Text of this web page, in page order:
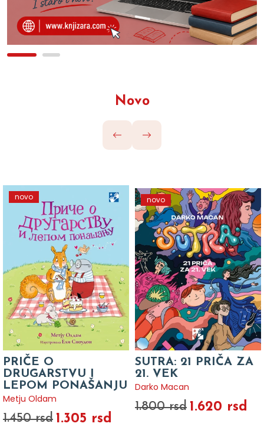
Novo
novo
PRIČE O
DRUGARSTVU I
LEPOM PONAŠANJU
Metju Oldam
1.450 rsd 1.305 rsd
novo
SUTRA: 21 PRIČA ZA
21. VEK
Darko Macan
1.800 rsd 1.620 rsd